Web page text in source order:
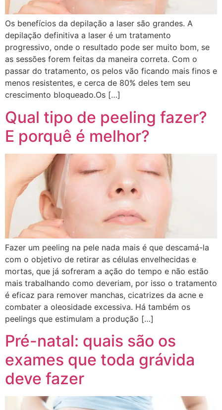
Os benefícios da depilação a laser são grandes. A
depilação definitiva a laser é um tratamento
progressivo, onde o resultado pode ser muito bom, se
as sessões forem feitas da maneira correta. Com o
passar do tratamento, os pelos vão ficando mais finos e
menos resistentes, e cerca de 80% deles tem seu
crescimento bloqueado.Os […]
Qual tipo de peeling fazer?
E porquê é melhor?
Fazer um peeling na pele nada mais é que descamá-la
com o objetivo de retirar as células envelhecidas e
mortas, que já sofreram a ação do tempo e não estão
mais trabalhando como deveriam, por isso o tratamento
é eficaz para remover manchas, cicatrizes da acne e
combater a oleosidade excessiva. Há também os
peelings que estimulam a produção […]
Pré-natal: quais são os
exames que toda grávida
deve fazer